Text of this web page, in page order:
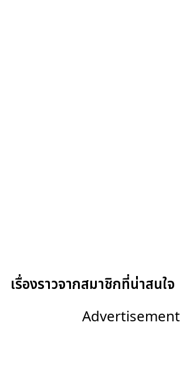
เรื่องราวจากสมาชิกที่น่าสนใจ
Advertisement